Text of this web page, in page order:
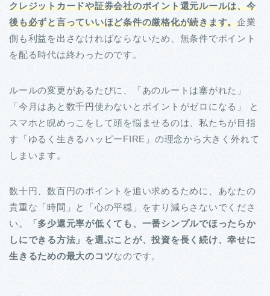
クレジットカードや証券会社のポイント還元ルールは、今
後も必ずと言っていいほど条件の厳格化が続きます。企業
側も利益を出さなければならないため、無条件でポイント
を配る時代は終わったのです。
ルールの変更があるたびに、「あのルートは塞がれた」
「今月はあと数千円使わないとポイントがゼロになる」 と
スマホと睨めっこをして頭を悩ませるのは、私たちが目指
す「ゆるく生きるハッピーFIRE」の理念から大きく外れて
しまいます。
数十円、数百円のポイントを追い求めるために、あなたの
貴重な「時間」と「心の平穏」をすり減らさないでくださ
い。
「多少還元率が低くても、一番シンプルでほったらか
しにできる方法」を選ぶことが、投資を長く続け、幸せに
生きるための最大のコツなのです。